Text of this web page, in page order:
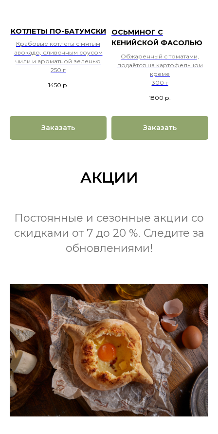
КОТЛЕТЫ ПО-БАТУМСКИ
Крабовые котлеты с мятым
авокадо, сливочным соусом
чили и ароматной зеленью
250 г
1450 р.
Заказать
ОСЬМИНОГ С
КЕНИЙСКОЙ ФАСОЛЬЮ
Обжаренный с томатами,
подаётся на картофельном
креме
300 г
1800 р.
Заказать
АКЦИИ
Постоянные и сезонные акции со
скидками от 7 до 20 %. Следите за
обновлениями!